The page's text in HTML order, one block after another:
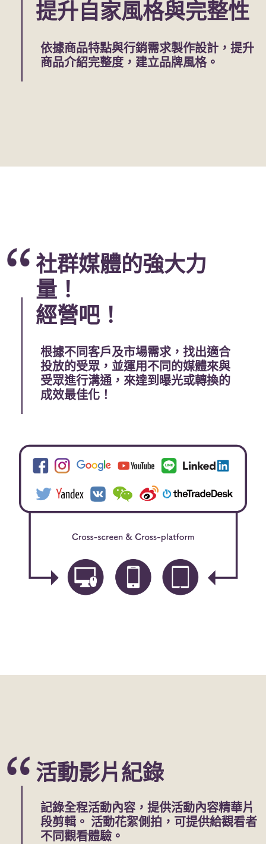
提升自家風格與完整性
依據商品特點與行銷需求製作設計，提升
商品介紹完整度，建立品牌風格。
社群媒體的強大力
量！
經營吧！
根據不同客戶及市場需求，找出適合
投放的受眾，並運用不同的媒體來與
受眾進行溝通，來達到曝光或轉換的
成效最佳化！
活動影片紀錄
記錄全程活動內容，提供活動內容精華片
段剪輯。 活動花絮側拍，可提供給觀看者
不同觀看體驗。